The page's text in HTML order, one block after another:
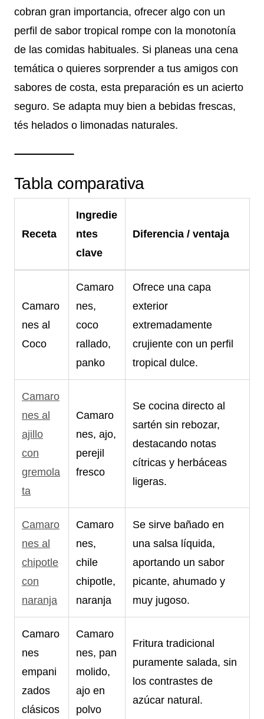
cobran gran importancia, ofrecer algo con un
perfil de sabor tropical rompe con la monotonía
de las comidas habituales. Si planeas una cena
temática o quieres sorprender a tus amigos con
sabores de costa, esta preparación es un acierto
seguro. Se adapta muy bien a bebidas frescas,
tés helados o limonadas naturales.
Tabla comparativa
Receta
Ingredie
ntes
clave
Diferencia / ventaja
Camaro
nes al
Coco
Camaro
nes,
coco
rallado,
panko
Ofrece una capa
exterior
extremadamente
crujiente con un perfil
tropical dulce.
Camaro
nes al
ajillo
con
gremola
ta
Camaro
nes, ajo,
perejil
fresco
Se cocina directo al
sartén sin rebozar,
destacando notas
cítricas y herbáceas
ligeras.
Camaro
nes al
chipotle
con
naranja
Camaro
nes,
chile
chipotle,
naranja
Se sirve bañado en
una salsa líquida,
aportando un sabor
picante, ahumado y
muy jugoso.
Camaro
nes
empani
zados
clásicos
Camaro
nes, pan
molido,
ajo en
polvo
Fritura tradicional
puramente salada, sin
los contrastes de
azúcar natural.